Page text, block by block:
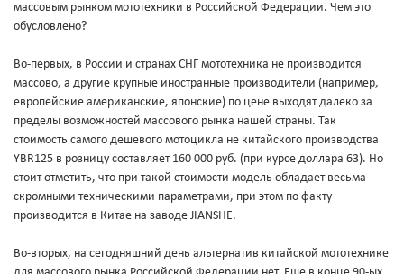
массовым рынком мототехники в Российской Федерации. Чем это
обусловлено?
Во-первых, в России и странах СНГ мототехника не производится
массово, а другие крупные иностранные производители (например,
европейские американские, японские) по цене выходят далеко за
пределы возможностей массового рынка нашей страны. Так
стоимость самого дешевого мотоцикла не китайского производства
YBR125 в розницу составляет 160 000 руб. (при курсе доллара 63). Но
стоит отметить, что при такой стоимости модель обладает весьма
скромными техническими параметрами, при этом по факту
производится в Китае на заводе JIANSHE.
Во-вторых, на сегодняшний день альтернатив китайской мототехнике